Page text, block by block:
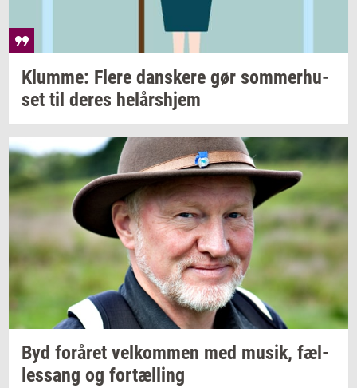
Klum­me: Flere dan­ske­re gør som­mer­hu­
set til deres helårs­hjem
Byd for­å­ret vel­kom­men med musik, fæl­
les­sang og for­tæl­ling